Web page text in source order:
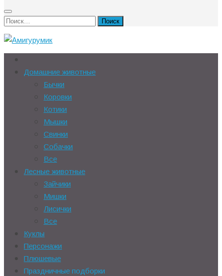
Найти:
Домашние животные
Бычки
Коровки
Котики
Мышки
Свинки
Собачки
Все
Лесные животные
Зайчики
Мишки
Лисички
Все
Куклы
Персонажи
Плюшевые
Праздничные подборки